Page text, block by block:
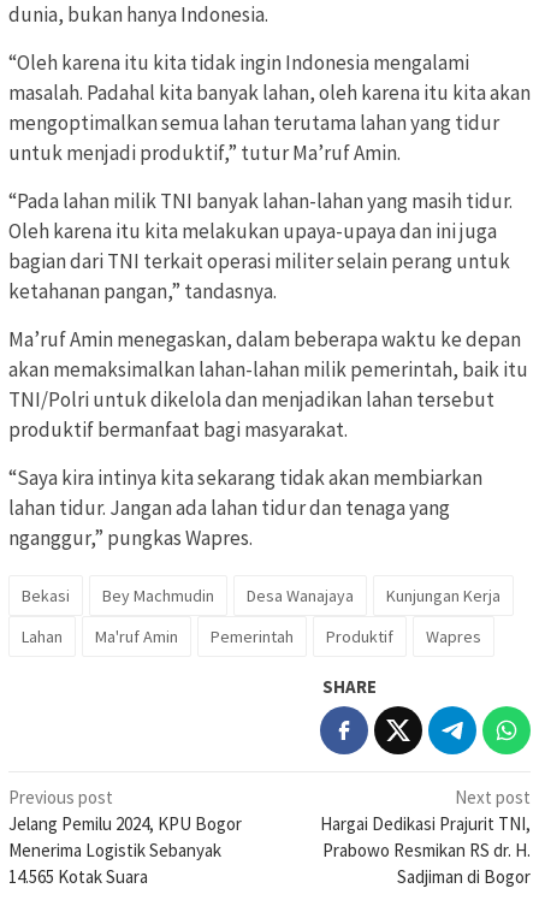
dunia, bukan hanya Indonesia.
“Oleh karena itu kita tidak ingin Indonesia mengalami
masalah. Padahal kita banyak lahan, oleh karena itu kita akan
mengoptimalkan semua lahan terutama lahan yang tidur
untuk menjadi produktif,” tutur Ma’ruf Amin.
“Pada lahan milik TNI banyak lahan-lahan yang masih tidur.
Oleh karena itu kita melakukan upaya-upaya dan ini juga
bagian dari TNI terkait operasi militer selain perang untuk
ketahanan pangan,” tandasnya.
Ma’ruf Amin menegaskan, dalam beberapa waktu ke depan
akan memaksimalkan lahan-lahan milik pemerintah, baik itu
TNI/Polri untuk dikelola dan menjadikan lahan tersebut
produktif bermanfaat bagi masyarakat.
“Saya kira intinya kita sekarang tidak akan membiarkan
lahan tidur. Jangan ada lahan tidur dan tenaga yang
nganggur,” pungkas Wapres.
Bekasi Bey Machmudin Desa Wanajaya
Kunjungan Kerja
Lahan
Ma'ruf Amin Pemerintah Produktif Wapres
SHARE
Post
navigation
Previous post
Jelang Pemilu 2024, KPU Bogor
Menerima Logistik Sebanyak
14.565 Kotak Suara
Next post
Hargai Dedikasi Prajurit TNI,
Prabowo Resmikan RS dr. H.
Sadjiman di Bogor